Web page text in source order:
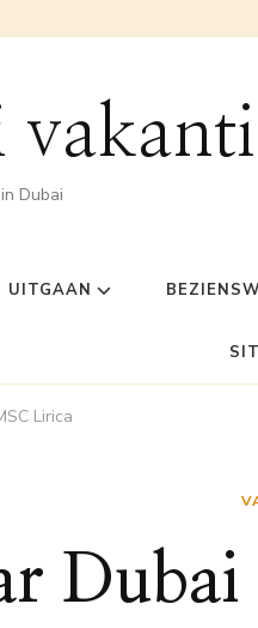
Dubai
UITGAAN
Lirica